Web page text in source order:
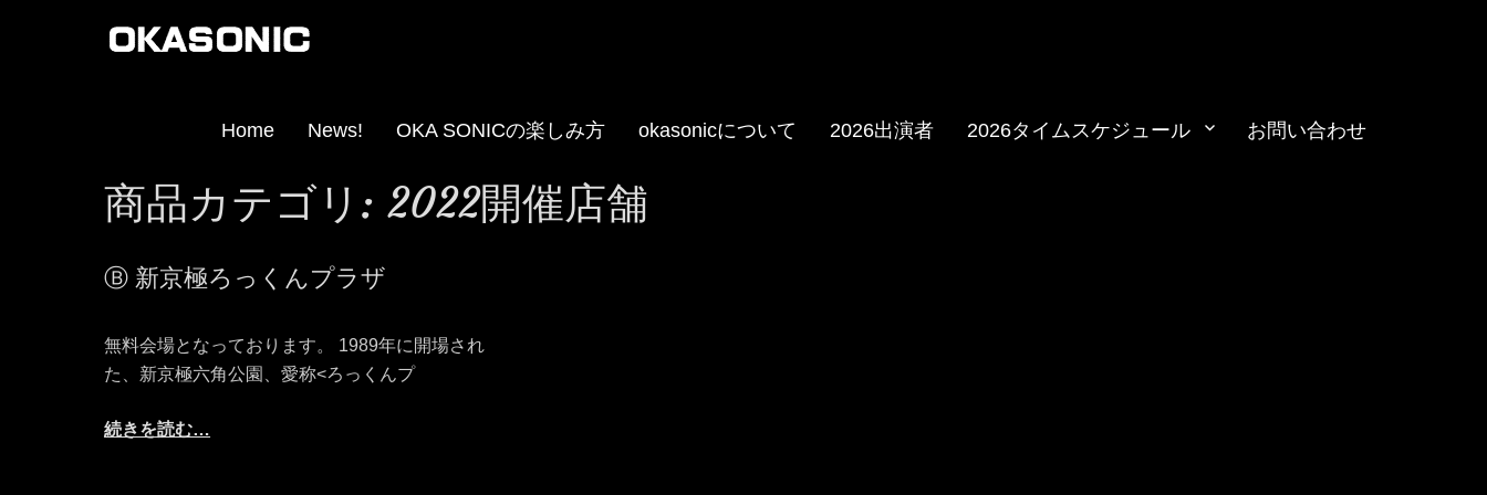
Home News! OKA SONICの楽しみ方 okasonicについて 2026出演者 2026タイムスケジュール お問い合わせ
商品カテゴリ:2022開催店舗
Ⓑ 新京極ろっくんプラザ
無料会場となっております。 1989年に開場され
た、新京極六角公園、愛称<ろっくんプ
続きを読む…